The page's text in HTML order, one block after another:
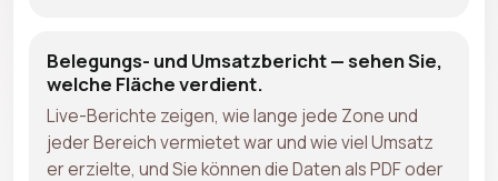
Belegungs- und Umsatzbericht — sehen Sie,
welche Fläche verdient.
Live-Berichte zeigen, wie lange jede Zone und
jeder Bereich vermietet war und wie viel Umsatz
er erzielte, und Sie können die Daten als PDF oder